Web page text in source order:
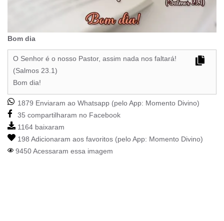
Bom dia
O Senhor é o nosso Pastor, assim nada nos faltará!
(Salmos 23.1)
Bom dia!
1879 Enviaram ao Whatsapp (pelo App: Momento Divino)
35 compartilharam no Facebook
1164 baixaram
198 Adicionaram aos favoritos (pelo App: Momento Divino)
9450 Acessaram essa imagem